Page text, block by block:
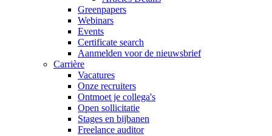
Greenpapers
Webinars
Events
Certificate search
Aanmelden voor de nieuwsbrief
Carrière
Vacatures
Onze recruiters
Ontmoet je collega's
Open sollicitatie
Stages en bijbanen
Freelance auditor